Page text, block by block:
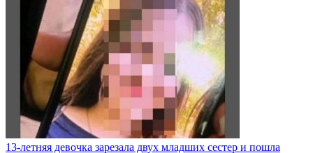
13-летняя девочка зарезала двух младших сестер и пошла